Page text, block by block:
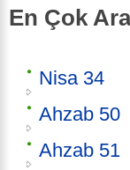
En Çok
Nisa 34
Ahzab 50
Ahzab 51